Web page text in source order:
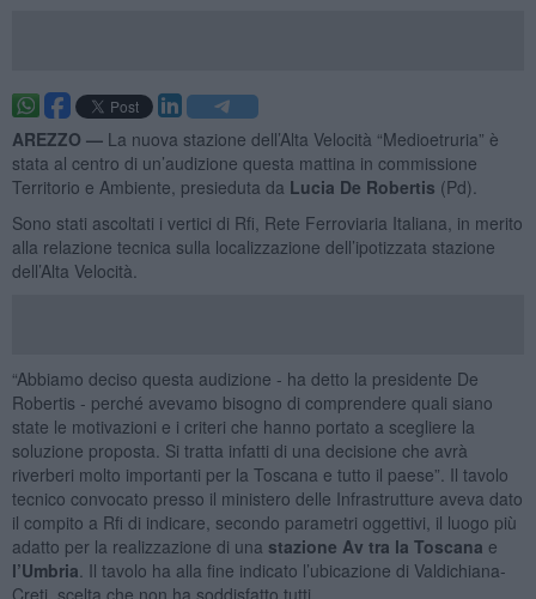
AREZZO — La nuova stazione dell’Alta Velocità “Medioetruria” è
stata al centro di un’audizione questa mattina in commissione
Territorio e Ambiente, presieduta da Lucia De Robertis (Pd).
Sono stati ascoltati i vertici di Rfi, Rete Ferroviaria Italiana, in merito
alla relazione tecnica sulla localizzazione dell’ipotizzata stazione
dell’Alta Velocità.
“Abbiamo deciso questa audizione - ha detto la presidente De
Robertis - perché avevamo bisogno di comprendere quali siano
state le motivazioni e i criteri che hanno portato a scegliere la
soluzione proposta. Si tratta infatti di una decisione che avrà
riverberi molto importanti per la Toscana e tutto il paese”. Il tavolo
tecnico convocato presso il ministero delle Infrastrutture aveva dato
il compito a Rfi di indicare, secondo parametri oggettivi, il luogo più
adatto per la realizzazione di una stazione Av tra la Toscana e
l’Umbria . Il tavolo ha alla fine indicato l’ubicazione di Valdichiana-
Creti, scelta che non ha soddisfatto tutti.